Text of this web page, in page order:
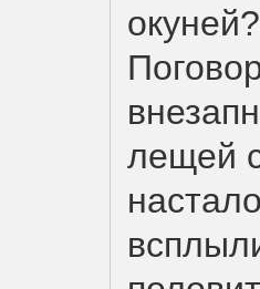
лещей